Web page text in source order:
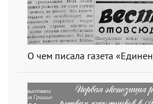
О чем писала газета